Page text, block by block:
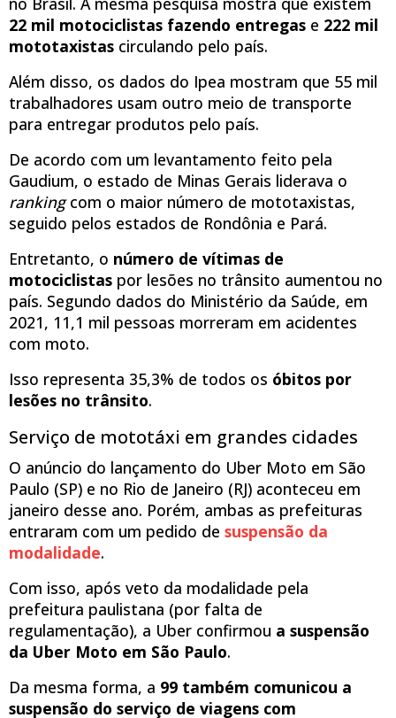
22 mil motociclistas fazendo entregas e 222 mil
mototaxistas circulando pelo país.
Além disso, os dados do Ipea mostram que 55 mil
trabalhadores usam outro meio de transporte
para entregar produtos pelo país.
De acordo com um levantamento feito pela
Gaudium, o estado de Minas Gerais liderava o
rankingcom o maior número de mototaxistas,
seguido pelos estados de Rondônia e Pará.
Entretanto, o número de vítimas de
motociclistas por lesões no trânsito aumentou no
país. Segundo dados do Ministério da Saúde, em
2021, 11,1 mil pessoas morreram em acidentes
com moto.
Isso representa 35,3% de todos os óbitos por
lesões no trânsito.
Serviço de mototáxi em grandes cidades
O anúncio do lançamento do Uber Moto em São
Paulo (SP) e no Rio de Janeiro (RJ) aconteceu em
janeiro desse ano. Porém, ambas as prefeituras
entraram com um pedido de suspensão da
modalidade.
Com isso, após veto da modalidade pela
prefeitura paulistana (por falta de
regulamentação), a Uber confirmou a suspensão
da Uber Moto em São Paulo.
Da mesma forma, a 99 também comunicou a
suspensão do serviço de viagens com